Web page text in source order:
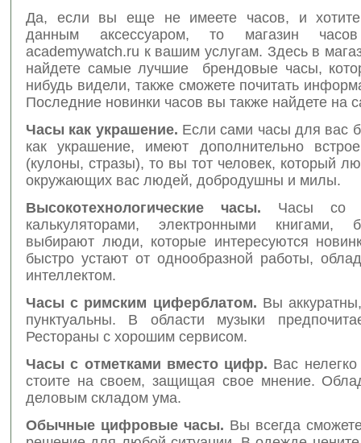
Да, если вы еще не имеете часов, и хотите
данным аксессуаром, то магазин
academywatch.ru к вашим услугам. Здесь в
найдете самые лучшие брендовые часы,
нибудь видели, также сможете почитать
Последние новинки часов вы также найдете на
Часы как украшение. Если сами часы для вас
как украшение, имеют дополнительно
(кулоны, стразы), то вы тот человек, который
окружающих вас людей, добродушны и милы.
Высокотехнологические часы. Часы со
калькуляторами, электронными книгами,
выбирают люди, которые интересуются
быстро устают от однообразной работы,
интеллектом.
Часы с римским циферблатом. Вы
пунктуальны. В области музыки
Рестораны с хорошим сервисом.
Часы с отметками вместо цифр. Вас
стоите на своем, защищая свое мнение.
деловым складом ума.
Обычные цифровые часы. Вы всегда